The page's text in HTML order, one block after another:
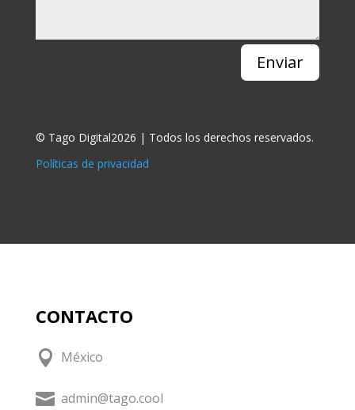
Enviar
© Tago Digital2026 | Todos los derechos reservados.
Políticas de privacidad
CONTACTO
 México
 admin@tago.cool